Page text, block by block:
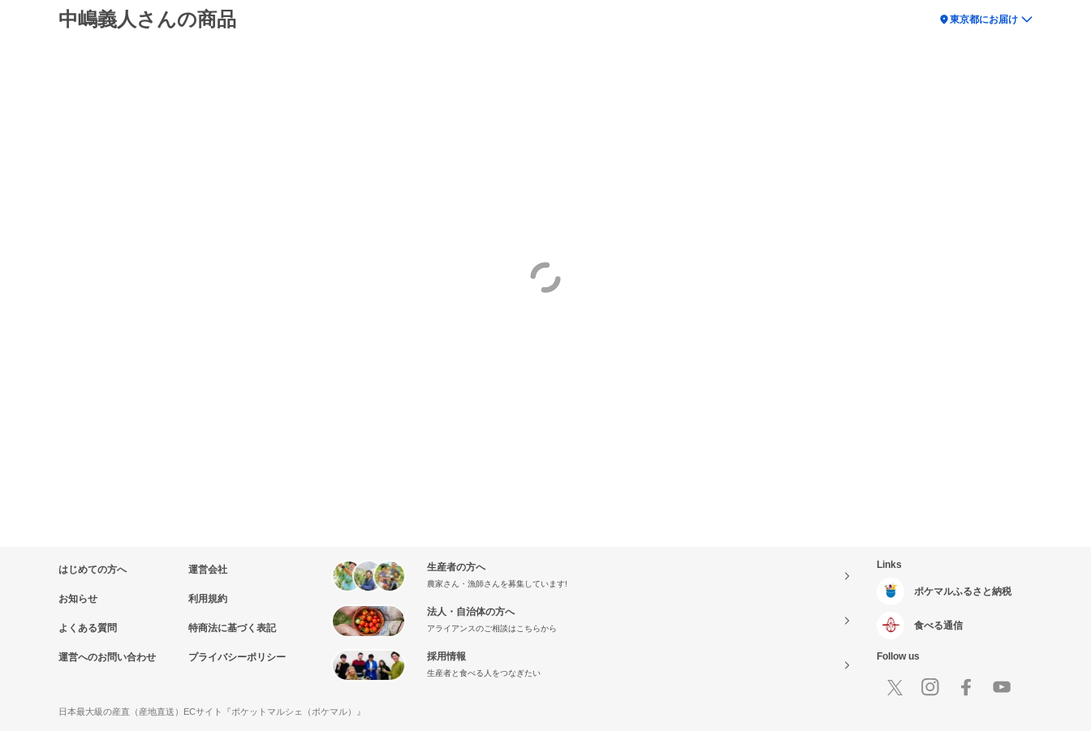
中嶋義人さんの商品 location_on東京都にお届け
はじめての方へ
お知らせ
よくある質問
運営へのお問い合わせ
運営会社
利用規約
特商法に基づく表記
プライバシーポリシー
生産者の方へ
農家さん・漁師さんを募集しています!
法人・自治体の方へ
アライアンスのご相談はこちらから
採用情報
生産者と食べる人をつなぎたい
Links
ポケマルふるさと納税
食べる通信
Follow us
日本最大級の産直（産地直送）ECサイト『ポケットマルシェ（ポケマル）』